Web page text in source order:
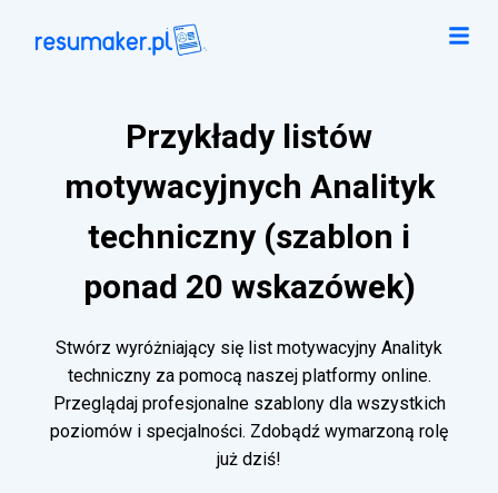
Przykłady listów
motywacyjnych Analityk
techniczny (szablon i
ponad 20 wskazówek)
Stwórz wyróżniający się list motywacyjny Analityk
techniczny za pomocą naszej platformy online.
Przeglądaj profesjonalne szablony dla wszystkich
poziomów i specjalności. Zdobądź wymarzoną rolę
już dziś!